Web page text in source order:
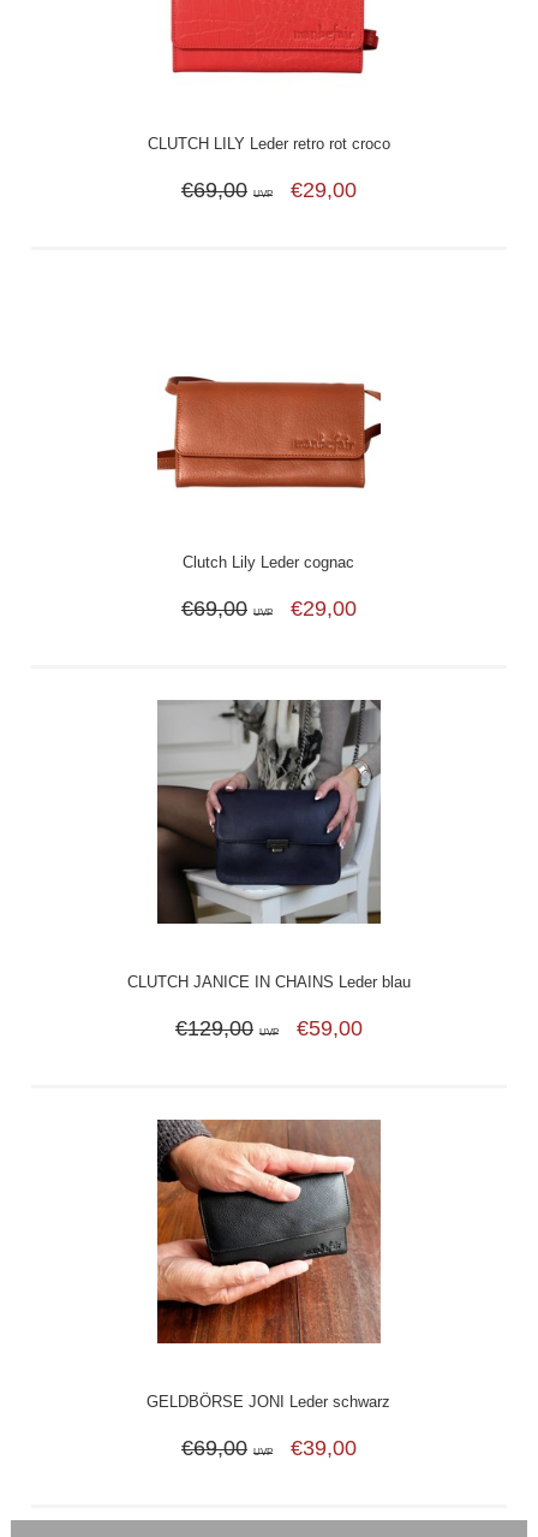
CLUTCH LILY Leder retro rot croco
€69,00 UVP €29,00
Clutch Lily Leder cognac
€69,00 UVP €29,00
CLUTCH JANICE IN CHAINS Leder blau
€129,00 UVP €59,00
GELDBÖRSE JONI Leder schwarz
€69,00 UVP €39,00